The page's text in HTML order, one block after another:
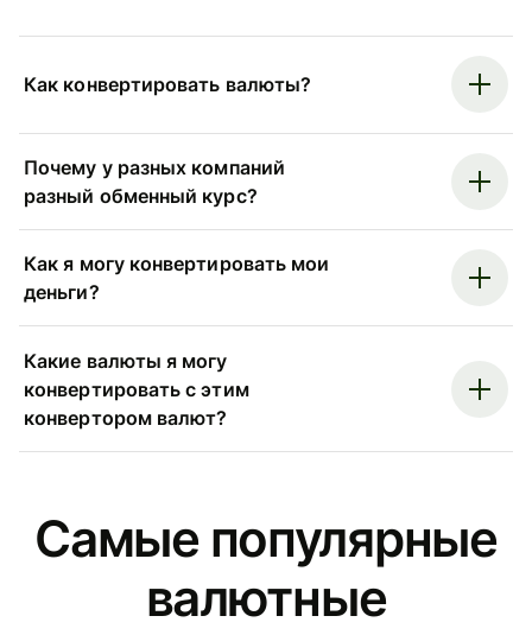
Как конвертировать валюты?
Почему у разных компаний
разный обменный курс?
Как я могу конвертировать мои
деньги?
Какие валюты я могу
конвертировать с этим
конвертором валют?
Самые популярные
валютные